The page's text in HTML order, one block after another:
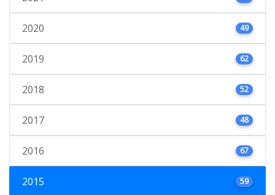
2020 49
2019 62
2018 52
2017 48
2016 67
2015 59